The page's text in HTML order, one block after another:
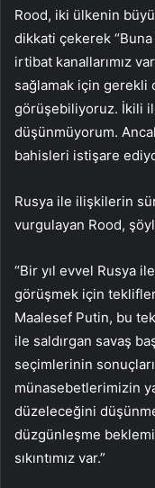
Rood, iki ülkenin
dikkati çekerek
irtibat kanallarımız
sağlamak için gerekli
görüşebiliyoruz. İkili
düşünmüyorum.
bahisleri istişare
Rusya ile ilişkilerin
vurgulayan Rood,
“Bir yıl evvel Rusya
görüşmek için
Maalesef Putin, bu
ile saldırgan savaş
seçimlerinin
münasebetlerimizin
düzeleceğini
düzgünleşme
sıkıntımız var.”